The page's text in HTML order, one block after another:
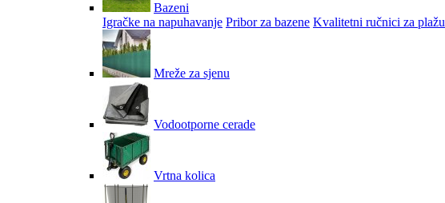
Bazeni
Igračke na napuhavanje Pribor za bazene Kvalitetni ručnici za plažu
Mreže za sjenu
Vodootporne cerade
Vrtna kolica